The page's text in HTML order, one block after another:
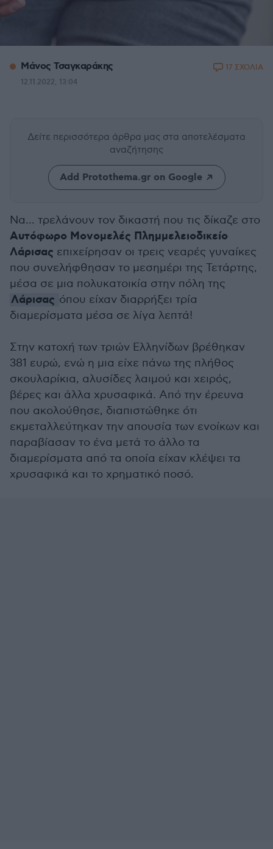
Μάνος Τσαγκαράκης
12.11.2022, 13:04
17 ΣΧΟΛΙΑ
Δείτε περισσότερα άρθρα μας στα αποτελέσματα
αναζήτησης
Add Protothema.gr on Google
Να... τρελάνουν τον δικαστή που τις δίκαζε στο
Αυτόφωρο Μονομελές Πλημμελειοδικείο
Λάρισας επιχείρησαν οι τρεις νεαρές γυναίκες
που συνελήφθησαν το μεσημέρι της Τετάρτης,
μέσα σε μια πολυκατοικία στην πόλη της
Λάρισας όπου είχαν διαρρήξει τρία
διαμερίσματα μέσα σε λίγα λεπτά!
Στην κατοχή των τριών Ελληνίδων βρέθηκαν
381 ευρώ, ενώ η μια είχε πάνω της πλήθος
σκουλαρίκια, αλυσίδες λαιμού και χειρός,
βέρες και άλλα χρυσαφικά. Από την έρευνα
που ακολούθησε, διαπιστώθηκε ότι
εκμεταλλεύτηκαν την απουσία των ενοίκων και
παραβίασαν το ένα μετά το άλλο τα
διαμερίσματα από τα οποία είχαν κλέψει τα
χρυσαφικά και το χρηματικό ποσό.